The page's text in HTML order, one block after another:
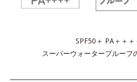
SPF50＋ PA＋＋＋
スーパーウォータープルーフ